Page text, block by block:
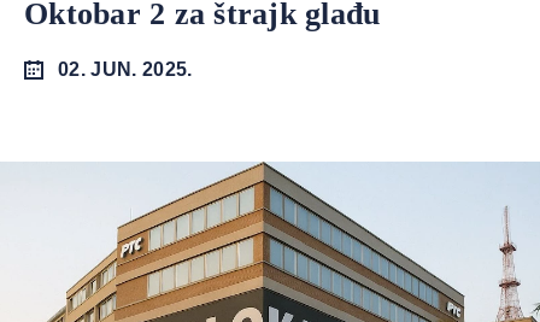
Oktobar 2 za štrajk glađu
02. JUN. 2025.